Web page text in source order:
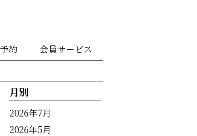
約 会員サービス
月別
2026年7月
2026年5月